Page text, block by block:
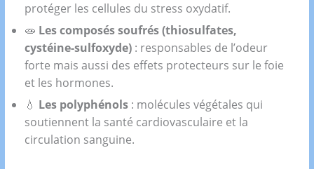
protéger les cellules du stress oxydatif.
🧫 Les composés soufrés (thiosulfates,
cystéine-sulfoxyde) : responsables de l’odeur
forte mais aussi des effets protecteurs sur le foie
et les hormones.
💧 Les polyphénols : molécules végétales qui
soutiennent la santé cardiovasculaire et la
circulation sanguine.